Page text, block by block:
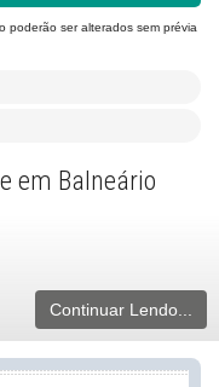
poderão ser alterados sem prévia
em Balneário
Continuar Lendo...